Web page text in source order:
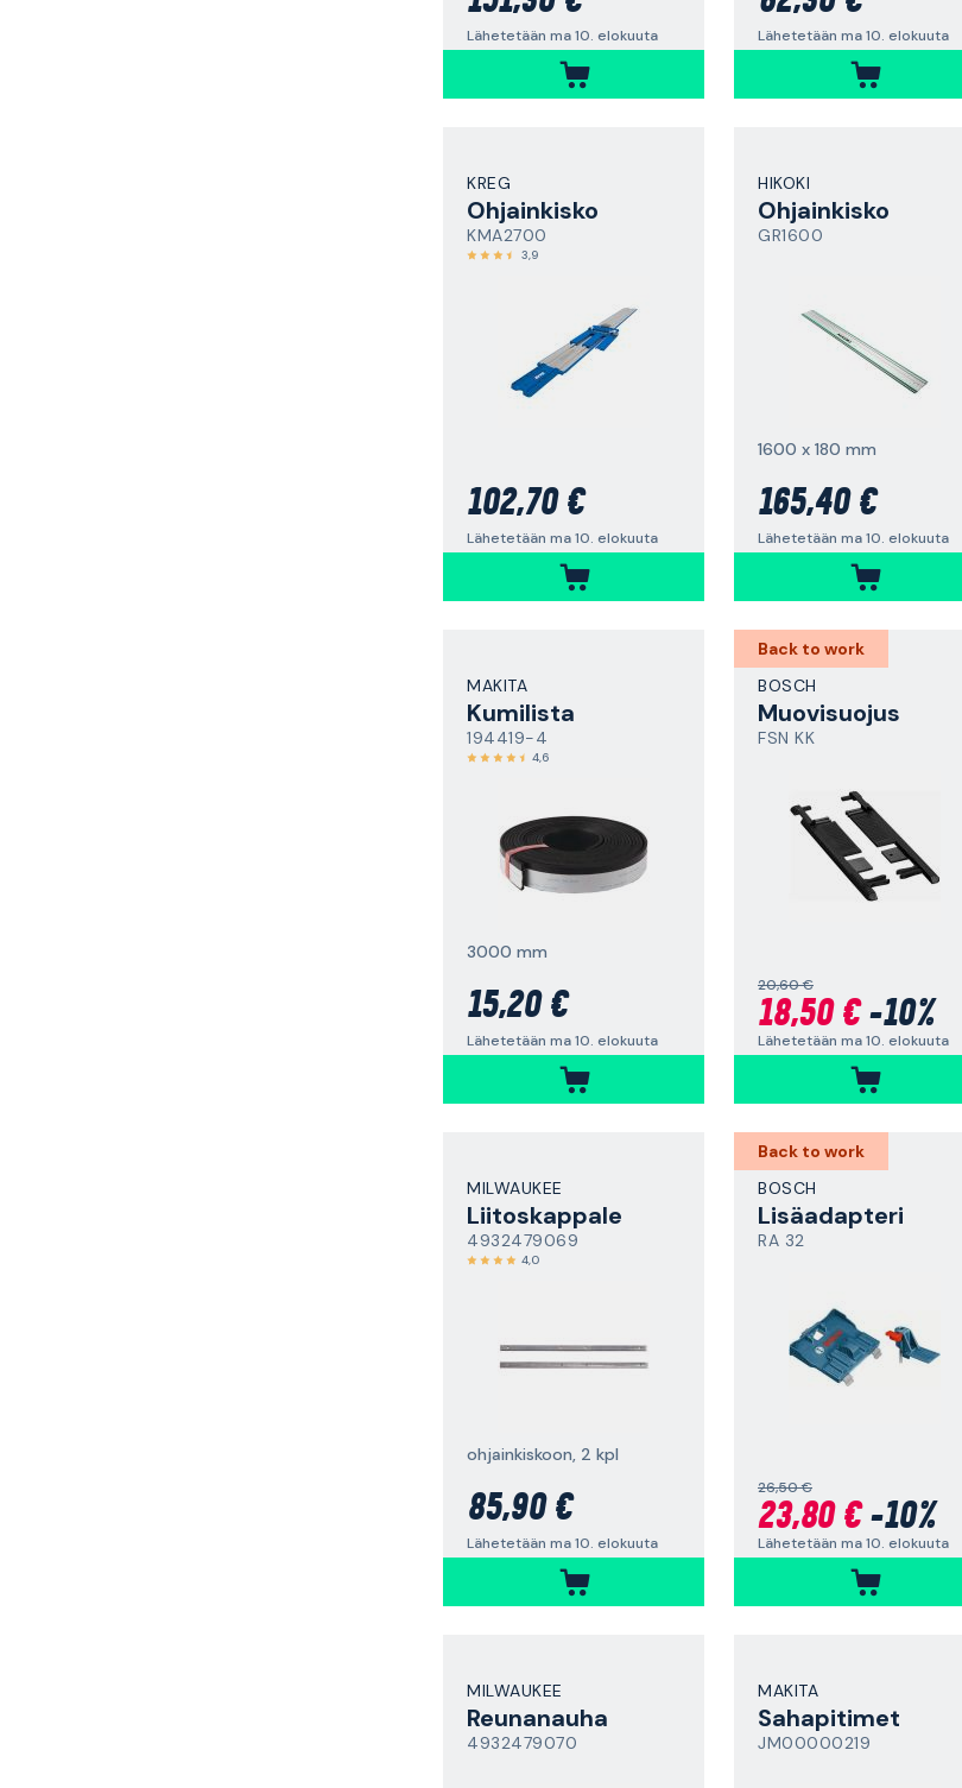
Lähetetään ma 10. elokuuta Lähetetään ma 10. elokuuta
KREG
Ohjainkisko
KMA2700
3,9
102,70 €
Lähetetään ma 10. elokuuta
HIKOKI
Ohjainkisko
GR1600
1600 x 180 mm
165,40 €
Lähetetään ma 10. elokuuta
MAKITA
Kumilista
194419-4
4,6
3000 mm
15,20 €
Lähetetään ma 10. elokuuta
Back to work
BOSCH
Muovisuojus
FSN KK
20,60 €
18,50 €-10%
Lähetetään ma 10. elokuuta
MILWAUKEE
Liitoskappale
4932479069
4,0
ohjainkiskoon, 2 kpl
85,90 €
Lähetetään ma 10. elokuuta
Back to work
BOSCH
Lisäadapteri
RA 32
26,50 €
23,80 €-10%
Lähetetään ma 10. elokuuta
MILWAUKEE
Reunanauha
4932479070
MAKITA
Sahapitimet
JM00000219